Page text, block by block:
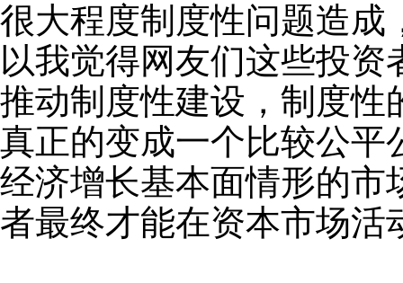
很大程度制度性问题造成
以我觉得网友们这些投
推动制度性建设，制度性
真正的变成一个比较公平
经济增长基本面情形的市
者最终才能在资本市场活